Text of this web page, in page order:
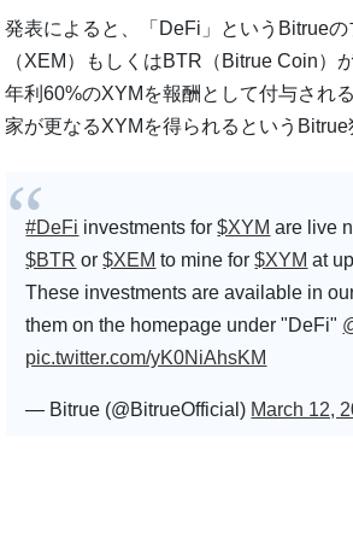
発表によると、「DeFi」というBitrue
（XEM）もしくはBTR（Bitrue Coin）
年利60%のXYMを報酬として付与され
家が更なるXYMを得られるというBitrue
#DeFi investments for$XYM are live
$BTR or$XEM to mine for$XYM at
These investments are available in
them on the homepage under "DeFi"
pic.twitter.com/yK0NiAhsKM
— Bitrue (@BitrueOfficial) March 12,